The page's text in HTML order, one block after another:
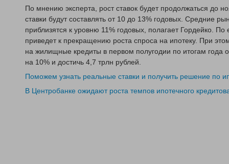
По мнению эксперта, рост ставок будет продолжаться до
ставки будут составлять от 10 до 13% годовых. Средние
приблизятся к уровню 11% годовых, полагает Гордейко.
приведет к прекращению роста спроса на ипотеку. При
на жилищные кредиты в первом полугодии по итогам года
на 10% и достичь 4,7 трлн рублей.
Поможем узнать реальные ставки и получить решение по
В Центробанке ожидают роста темпов ипотечного